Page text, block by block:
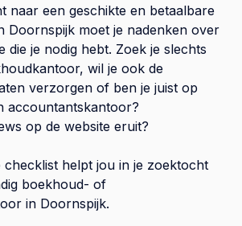
naar een geschikte en betaalbare
Doornspijk moet je nadenken over
die je nodig hebt. Zoek je slechts
wil je ook de
verzorgen of ben je juist op
accountantskantoor?
op de website eruit?
checklist helpt jou in je zoektocht
boekhoud- of
in Doornspijk.